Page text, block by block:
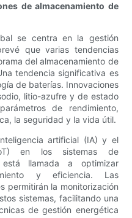
de almacenamiento de
se centra en la gestión
que varias tendencias
del almacenamiento de
tendencia significativa es
de baterías. Innovaciones
litio-azufre y de estado
de rendimiento,
la seguridad y la vida útil.
artificial (IA) y el
en los sistemas de
está llamada a optimizar
y eficiencia. Las
permitirán la monitorización
sistemas, facilitando una
de gestión energética